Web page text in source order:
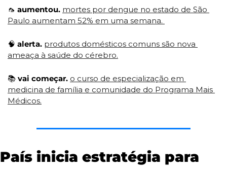
🦟 aumentou. mortes por dengue no estado de São
Paulo aumentam 52% em uma semana.
🧠 alerta. produtos domésticos comuns são nova
ameaça à saúde do cérebro.
📚 vai começar. o curso de especialização em
medicina de família e comunidade do Programa Mais
Médicos.
País inicia estratégia para